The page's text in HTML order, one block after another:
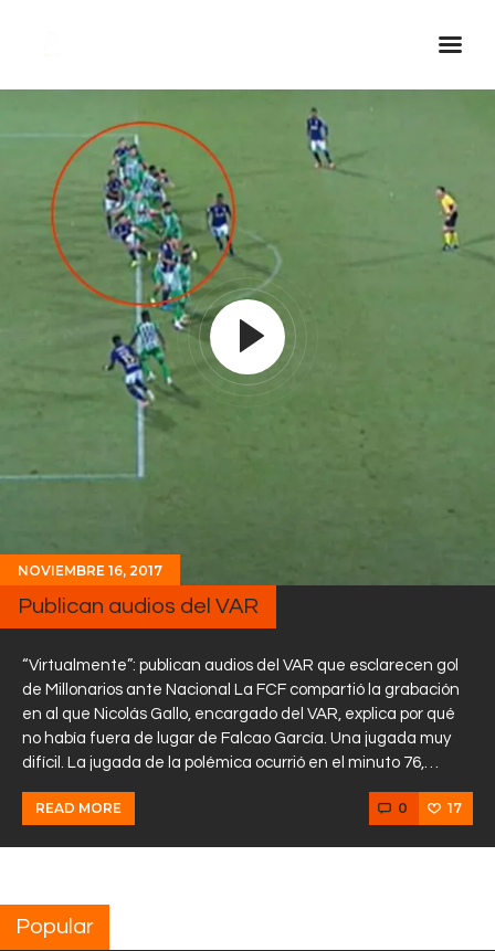
Inicio Real FM
Streaming
En Vivo
Descarga La APP
Programas
Noticias
Equipo
Sobre Nosotros
Contactos
NOVIEMBRE 16, 2017
Publican audios del VAR
“Virtualmente”: publican audios del VAR que esclarecen gol
de Millonarios ante Nacional La FCF compartió la grabación
en al que Nicolás Gallo, encargado del VAR, explica por qué
no había fuera de lugar de Falcao García. Una jugada muy
difícil. La jugada de la polémica ocurrió en el minuto 76,…
READ MORE 0 17
Popular